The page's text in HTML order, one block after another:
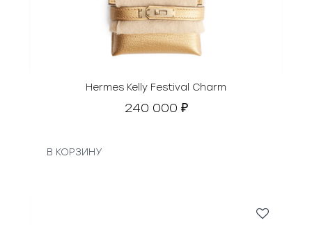
Hermes Kelly Festival Charm
240 000 ₽
В КОРЗИНУ